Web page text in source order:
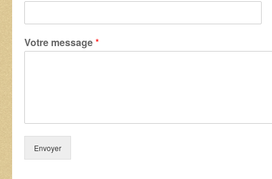
Votre message*
Envoyer